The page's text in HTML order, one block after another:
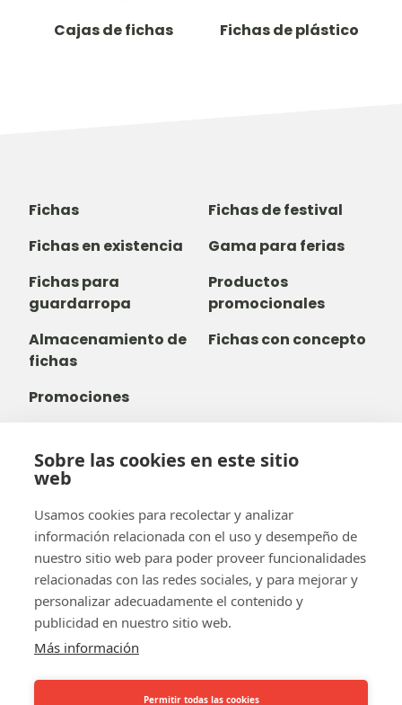
Sobre las cookies en este sitio
web
Usamos cookies para recolectar y analizar
información relacionada con el uso y desempeño de
nuestro sitio web para poder proveer funcionalidades
relacionadas con las redes sociales, y para mejorar y
personalizar adecuadamente el contenido y
publicidad en nuestro sitio web.
Más información
Permitir todas las cookies
Cajas de fichas Fichas de plástico
Fichas
Fichas de festival
Fichas en existencia
Gama para ferias
Fichas para
guardarropa
Productos
promocionales
Almacenamiento de
fichas
Fichas con concepto
Promociones
+32488237146
info@b-token.eu
Facebook
Instagram
YouTube
LinkedIn